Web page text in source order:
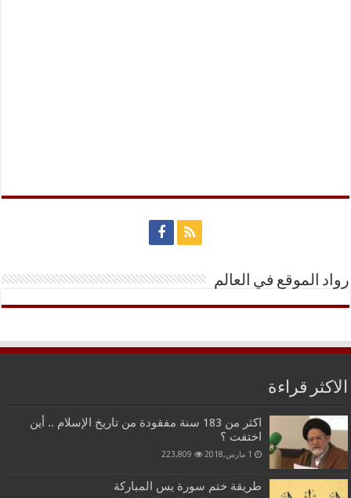
رواد الموقع في العالم
الاكثر قراءة
اكثر من 183 سنة مفقودة من تاريخ الإسلام .. أين
اختفت ؟
1 مارس,2018 223,809
طريقة ختم سورة يس المباركة